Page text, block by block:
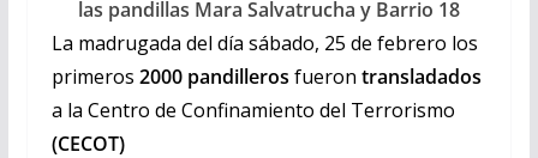
las pandillas Mara Salvatrucha y Barrio 18
La madrugada del día sábado, 25 de febrero los
primeros 2000 pandilleros fueron transladados
a la Centro de Confinamiento del Terrorismo
(CECOT)